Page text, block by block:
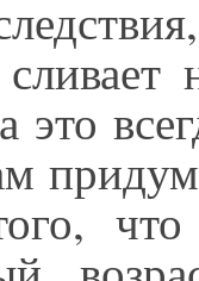
это
что